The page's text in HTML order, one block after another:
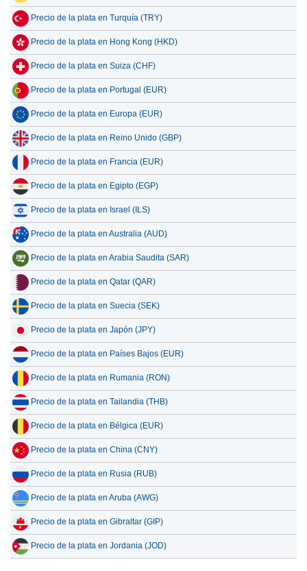
Precio de la plata en Turquía (TRY)
Precio de la plata en Hong Kong (HKD)
Precio de la plata en Suiza (CHF)
Precio de la plata en Portugal (EUR)
Precio de la plata en Europa (EUR)
Precio de la plata en Reino Unido (GBP)
Precio de la plata en Francia (EUR)
Precio de la plata en Egipto (EGP)
Precio de la plata en Israel (ILS)
Precio de la plata en Australia (AUD)
Precio de la plata en Arabia Saudita (SAR)
Precio de la plata en Qatar (QAR)
Precio de la plata en Suecia (SEK)
Precio de la plata en Japón (JPY)
Precio de la plata en Países Bajos (EUR)
Precio de la plata en Rumania (RON)
Precio de la plata en Tailandia (THB)
Precio de la plata en Bélgica (EUR)
Precio de la plata en China (CNY)
Precio de la plata en Rusia (RUB)
Precio de la plata en Aruba (AWG)
Precio de la plata en Gibraltar (GIP)
Precio de la plata en Jordania (JOD)